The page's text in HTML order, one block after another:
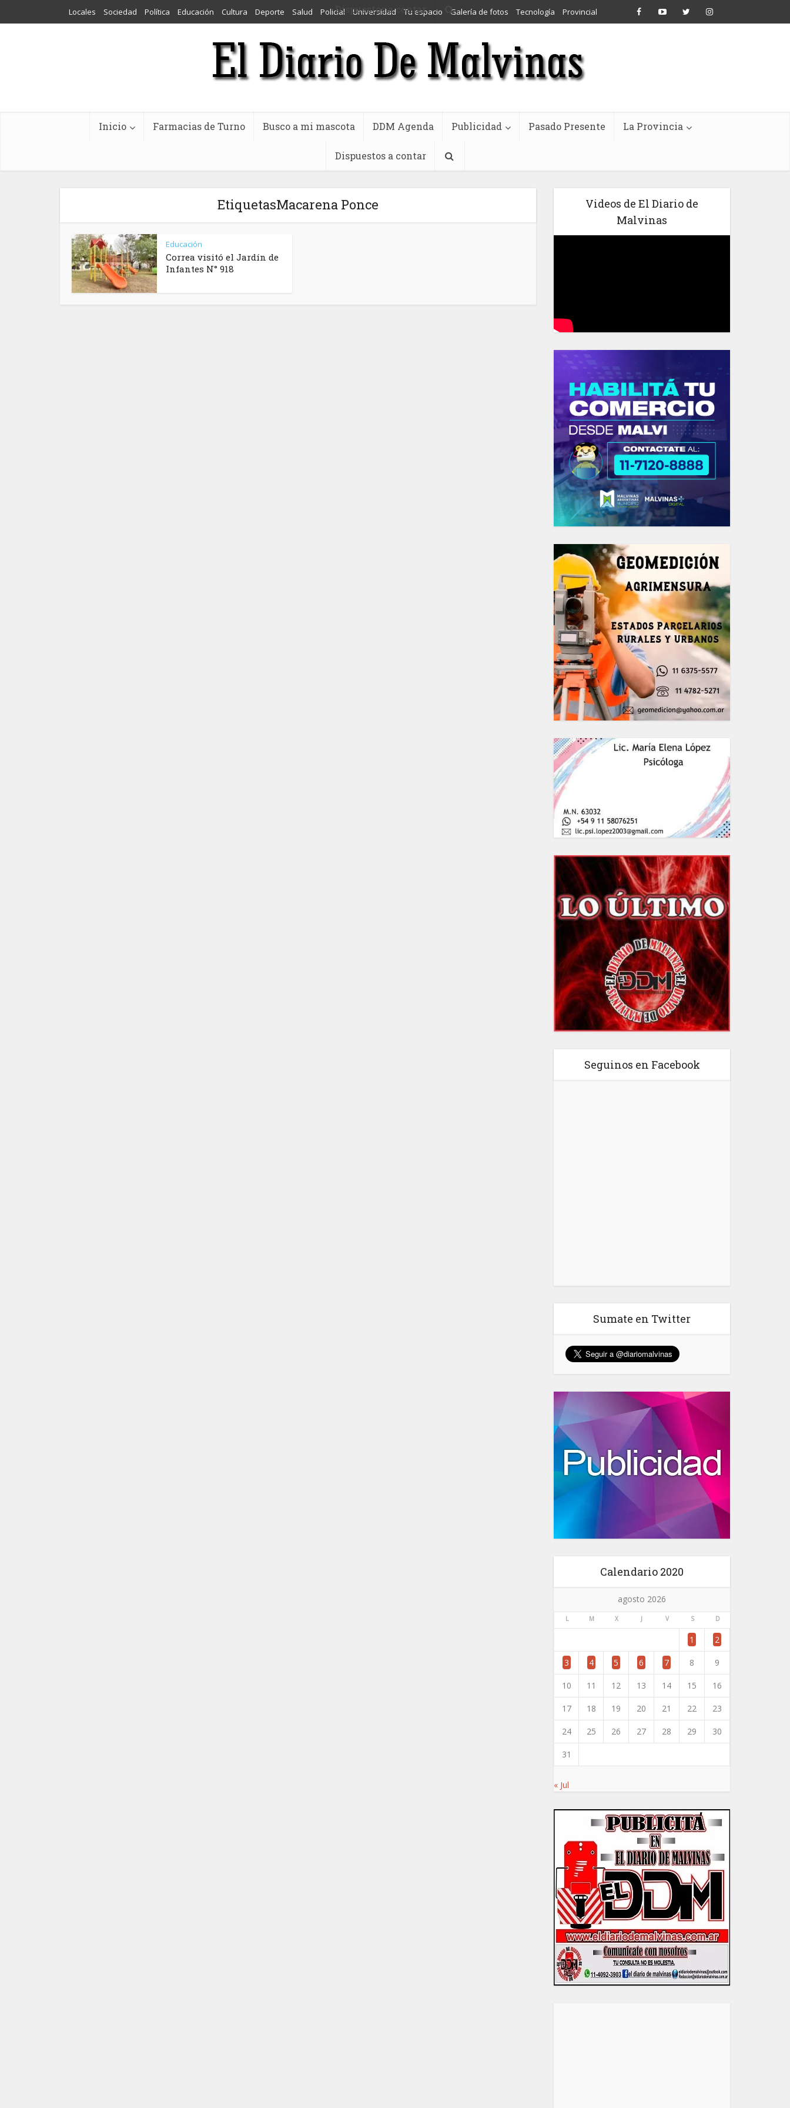
Dispuestos a contar
Locales Sociedad Política Educación Cultura Deporte Salud Policial Universidad Tu espacio Galería de fotos Tecnología Provincial
Inicio Farmacias de Turno Busco a mi mascota DDM Agenda Publicidad Pasado Presente La Provincia
Dispuestos a contar
EtiquetasMacarena Ponce
Educación
Correa visitó el Jardín de
Infantes N° 918
Videos de El Diario de
Malvinas
Seguinos en Facebook
Sumate en Twitter
Calendario 2020
agosto 2026
L M X J V S D
1 2
3 4 5 6 7 8 9
10 11 12 13 14 15 16
17 18 19 20 21 22 23
24 25 26 27 28 29 30
31
« Jul